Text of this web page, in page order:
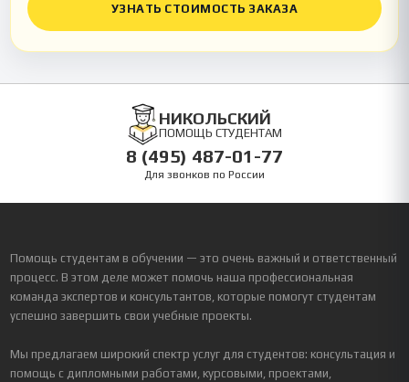
УЗНАТЬ СТОИМОСТЬ ЗАКАЗА
НИКОЛЬСКИЙ
ПОМОЩЬ СТУДЕНТАМ
8 (495) 487-01-77
Для звонков по России
Помощь студентам в обучении — это очень важный и ответственный
процесс. В этом деле может помочь наша профессиональная
команда экспертов и консультантов, которые помогут студентам
успешно завершить свои учебные проекты.
Мы предлагаем широкий спектр услуг для студентов: консультация и
помощь с дипломными работами, курсовыми, проектами,